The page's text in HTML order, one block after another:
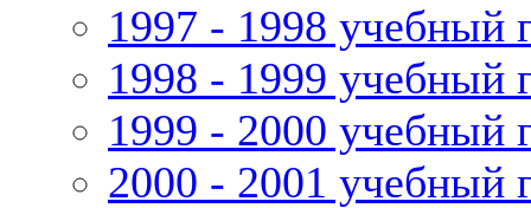
1997 - 1998 учебный
1998 - 1999 учебный
1999 - 2000 учебный
2000 - 2001 учебный